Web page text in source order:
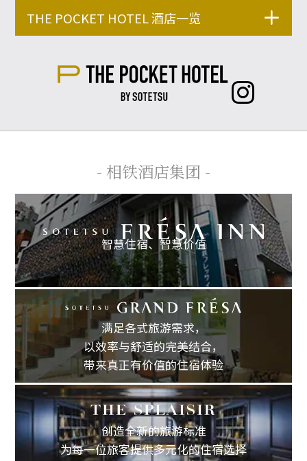
THE POCKET HOTEL 酒店一览
- 相铁酒店集团 -
智慧住宿、智慧价值
满足各式旅游需求，
以效率与舒适的完美结合，
带来真正有价值的住宿体验
创造全新的旅游标准
为每一位旅客提供多元化的住宿选择